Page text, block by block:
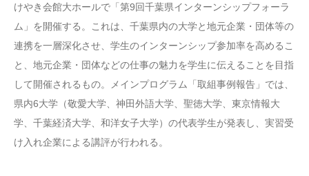
けやき会館大ホールで「第9回千葉県インターンシップフォーラ
ム」を開催する。これは、千葉県内の大学と地元企業・団体等の
連携を一層深化させ、学生のインターンシップ参加率を高めるこ
と、地元企業・団体などの仕事の魅力を学生に伝えることを目指
して開催されるもの。メインプログラム「取組事例報告」では、
県内6大学（敬愛大学、神田外語大学、聖徳大学、東京情報大
学、千葉経済大学、和洋女子大学）の代表学生が発表し、実習受
け入れ企業による講評が行われる。